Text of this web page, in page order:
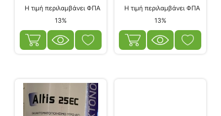
Η τιμή περιλαμβάνει ΦΠΑ
13%
Η τιμή περιλαμβάνει ΦΠΑ
13%